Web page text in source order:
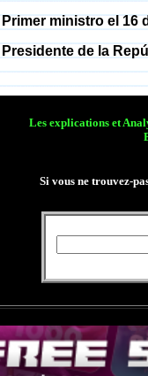
Primer ministro el 16
Presidente de la
Les explications et
Si vous ne trouvez-